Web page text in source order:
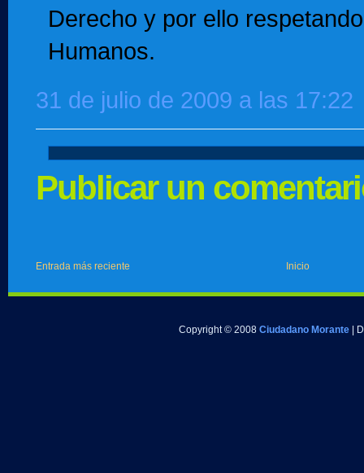
Derecho y por ello
Humanos.
31 de julio de 2009 a las 17:22
Publicar un
Entrada más reciente Inicio
Copyright © 2008 Ciudadano Morante |